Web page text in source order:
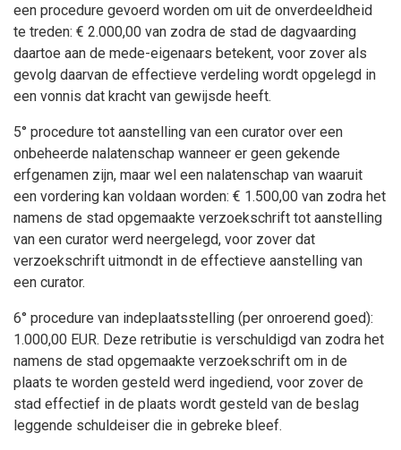
een procedure gevoerd worden om uit de onverdeeldheid
te treden: € 2.000,00 van zodra de stad de dagvaarding
daartoe aan de mede-eigenaars betekent, voor zover als
gevolg daarvan de effectieve verdeling wordt opgelegd in
een vonnis dat kracht van gewijsde heeft.
5° procedure tot aanstelling van een curator over een
onbeheerde nalatenschap wanneer er geen gekende
erfgenamen zijn, maar wel een nalatenschap van waaruit
een vordering kan voldaan worden: € 1.500,00 van zodra het
namens de stad opgemaakte verzoekschrift tot aanstelling
van een curator werd neergelegd, voor zover dat
verzoekschrift uitmondt in de effectieve aanstelling van
een curator.
6° procedure van indeplaatsstelling (per onroerend goed):
1.000,00 EUR. Deze retributie is verschuldigd van zodra het
namens de stad opgemaakte verzoekschrift om in de
plaats te worden gesteld werd ingediend, voor zover de
stad effectief in de plaats wordt gesteld van de beslag
leggende schuldeiser die in gebreke bleef.